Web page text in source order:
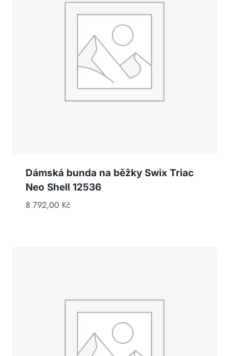
Dámská bunda na běžky Swix Triac
Neo Shell 12536
8 792,00 Kč